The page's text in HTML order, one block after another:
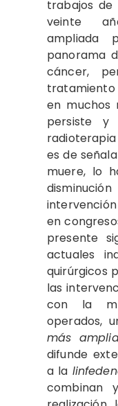
trabajos de
veinte
ampliada
panorama
cáncer,
en muchos
persiste y
es de
muere, lo
en
presente
actuales
quirúrgicos
las
con la
operados,
más
difunde
a la
combinan